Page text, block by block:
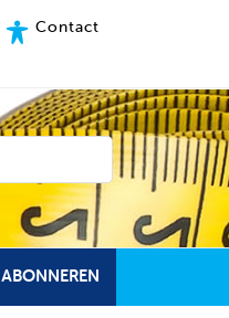
Contact
ABONNEREN